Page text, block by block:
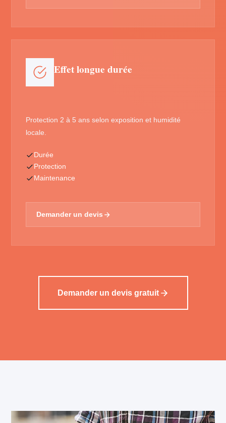
Effet longue durée
Protection 2 à 5 ans selon exposition et humidité
locale.
Durée
Protection
Maintenance
Demander un devis
Demander un devis gratuit